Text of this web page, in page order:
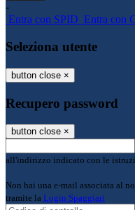
-
Entra con SPID Entra con
Seleziona utente
button close ×
Recupero password
button close ×
all'indirizzo indicato con le
Non hai una e-mail associata al
tramite la Login Spaggiari